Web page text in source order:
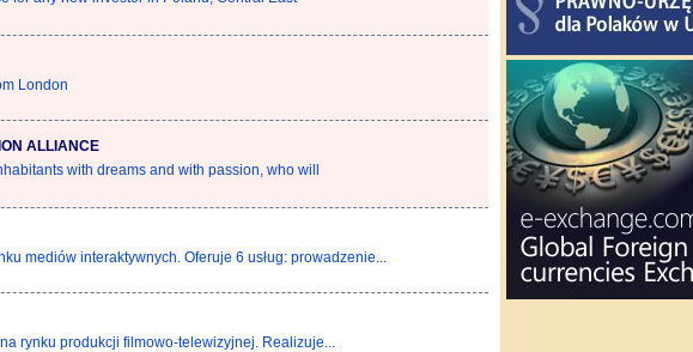
London
ALLIANCE
with dreams and with passion, who will
mediów interaktywnych. Oferuje 6 usług: prowadzenie...
rynku produkcji filmowo-telewizyjnej. Realizuje...